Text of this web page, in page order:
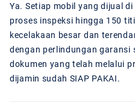
Ya. Setiap mobil yang dijual
proses inspeksi hingga 150
kecelakaan besar dan
dengan perlindungan garansi
dokumen yang telah melalui
dijamin sudah SIAP PAKAI.